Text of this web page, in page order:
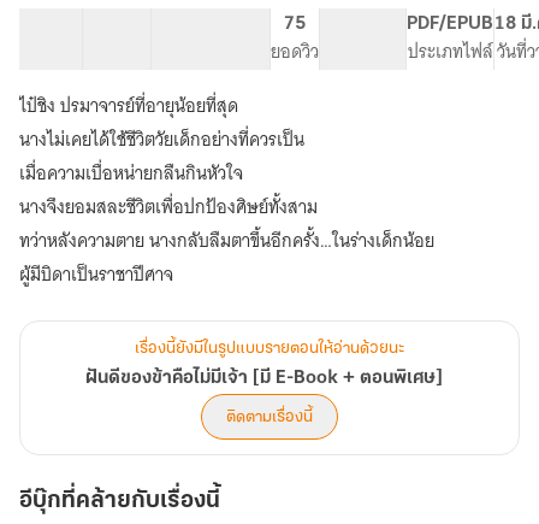
ดี
ของ
ข้า
เจ้า
E-
Book
+
75
ยอดวิว
PDF/EPUB
ประเภทไฟล์
18 มี
วันที่
ไป๋ชิง ปรมาจารย์ที่อายุน้อยที่สุด
นางไม่เคยได้ใช้ชีวิตวัยเด็กอย่างที่ควรเป็น
เมื่อความเบื่อหน่ายกลืนกินหัวใจ
นางจึงยอมสละชีวิตเพื่อปกป้องศิษย์ทั้งสาม
ทว่าหลังความตาย นางกลับลืมตาขึ้นอีกครั้ง…ในร่างเด็กน้อย
ผู้มีบิดาเป็นราชาปีศาจ
เรื่องนี้ยังมีในรูปแบบรายตอนให้อ่านด้วยนะ
ฝันดีของข้าคือไม่มีเจ้า [มี E-Book + ตอนพิเศษ]
ติดตามเรื่องนี้
อีบุ๊กที่คล้ายกับเรื่องนี้